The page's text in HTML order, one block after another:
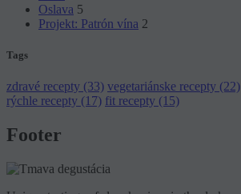
Oslava 5
Projekt: Patrón vína 2
Tags
zdravé recepty (33) vegetariánske recepty (22)
rýchle recepty (17) fit recepty (15)
Footer